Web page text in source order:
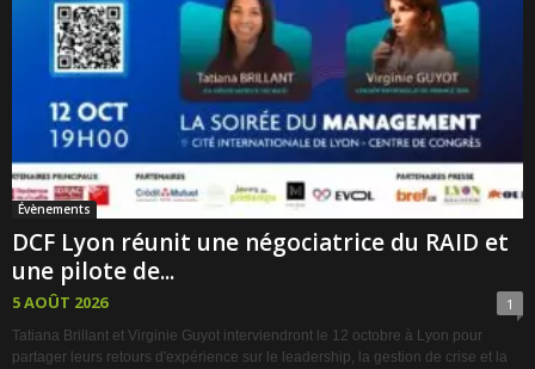
Évènements
DCF Lyon réunit une négociatrice du RAID et
une pilote de...
5 AOÛT 2026 1
Tatiana Brillant et Virginie Guyot interviendront le 12 octobre à Lyon pour
partager leurs retours d'expérience sur le leadership, la gestion de crise et la